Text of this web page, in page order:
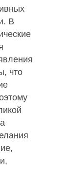
В
что